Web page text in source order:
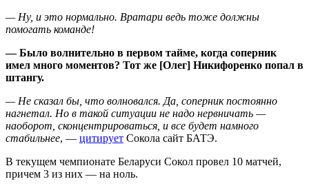
— Ну, и это нормально. Вратари ведь тоже должны
помогать команде!
— Было волнительно в первом тайме, когда соперник
имел много моментов? Тот же [Олег] Никифоренко попал в
штангу.
— Не сказал бы, что волновался. Да, соперник постоянно
нагнетал. Но в такой ситуации не надо нервничать —
наоборот, сконцентрироваться, и все будет намного
стабильнее, — цитирует Сокола сайт БАТЭ.
В текущем чемпионате Беларуси Сокол провел 10 матчей,
причем 3 из них — на ноль.